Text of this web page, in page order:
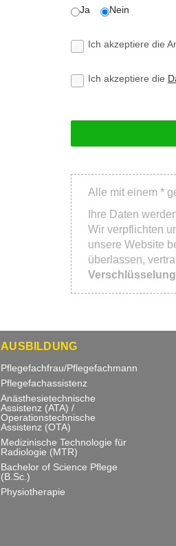
Ja Nein
Ich akzeptiere die
Ich akzeptiere die
Alle mit einem *
Ihre Daten
Wir verpflichten
unsere Website
überlassen,
AUSBILDUNG
Pflegefachfrau/Pflegefachmann
Pflegefachassistenz
Anästhesietechnische
Assistenz (ATA) /
Operationstechnische
Assistenz (OTA)
Medizinische Technologie für
Radiologie (MTR)
Bachelor of Science Pflege
(B.Sc.)
Physiotherapie